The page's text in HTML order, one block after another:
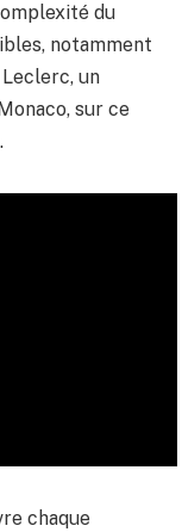
du
notamment
un
sur ce
chaque